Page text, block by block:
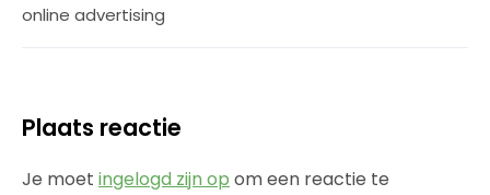
online advertising
Plaats reactie
Je moet ingelogd zijn op om een reactie te